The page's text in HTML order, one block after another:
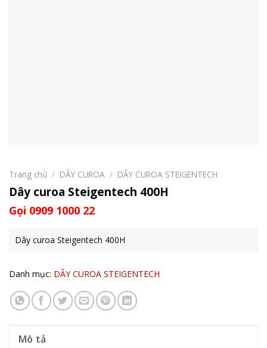
Trang chủ / DÂY CUROA / DÂY CUROA STEIGENTECH
Dây curoa Steigentech 400H
Gọi 0909 1000 22
Dây curoa Steigentech 400H
Danh mục: DÂY CUROA STEIGENTECH
Mô tả